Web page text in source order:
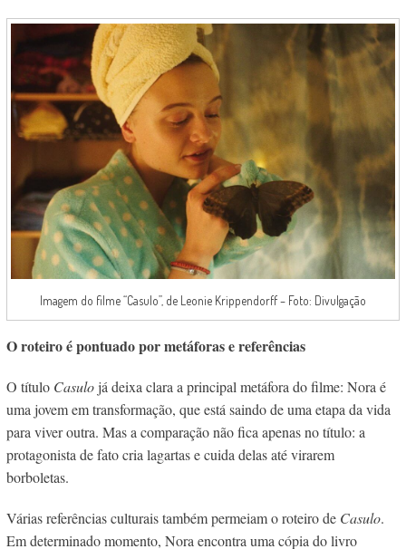
Imagem do filme “Casulo”, de Leonie Krippendorff – Foto: Divulgação
O roteiro é pontuado por metáforas e referências
O título Casulojá deixa clara a principal metáfora do filme: Nora é
uma jovem em transformação, que está saindo de uma etapa da vida
para viver outra. Mas a comparação não fica apenas no título: a
protagonista de fato cria lagartas e cuida delas até virarem
borboletas.
Várias referências culturais também permeiam o roteiro de Casulo.
Em determinado momento, Nora encontra uma cópia do livro